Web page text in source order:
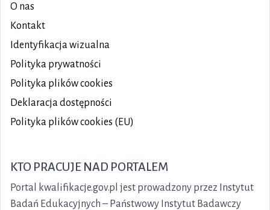
O nas
Kontakt
Identyfikacja wizualna
Polityka prywatności
Polityka plikówcookies
Deklaracja dostępności
Polityka plików cookies (EU)
KTO PRACUJE NAD PORTALEM
Portal kwalifikacje.gov.pl jest prowadzony przez Instytut
Badań Edukacyjnych – Państwowy Instytut Badawczy